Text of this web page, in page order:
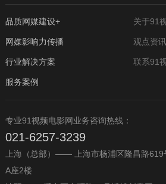
品质网媒建设+
网媒影响力传播
行业解决方案
服务案例
关于91
观点资讯
联系91
专业91视频电影网业务咨询热线：
021-6257-3239
上海（总部）—— 上海市杨浦区隆昌路619
A座2楼